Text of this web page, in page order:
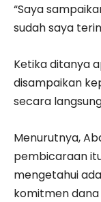
“Saya
sudah saya
Ketika ditanya
disampaikan
secara
Menurutnya,
pembicaraan
mengetahui
komitmen dana